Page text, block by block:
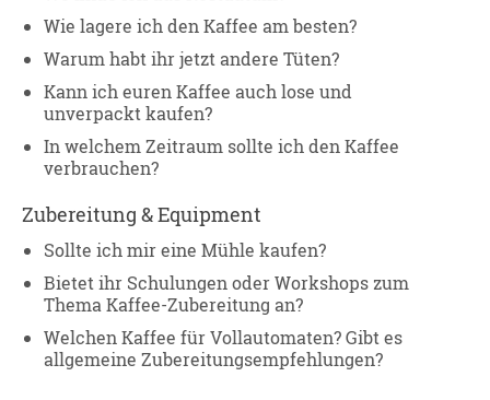
Wie lagere ich den Kaffee am besten?
Warum habt ihr jetzt andere Tüten?
Kann ich euren Kaffee auch lose und
unverpackt kaufen?
In welchem Zeitraum sollte ich den Kaffee
verbrauchen?
Zubereitung & Equipment
Sollte ich mir eine Mühle kaufen?
Bietet ihr Schulungen oder Workshops zum
Thema Kaffee-Zubereitung an?
Welchen Kaffee für Vollautomaten? Gibt es
allgemeine Zubereitungsempfehlungen?